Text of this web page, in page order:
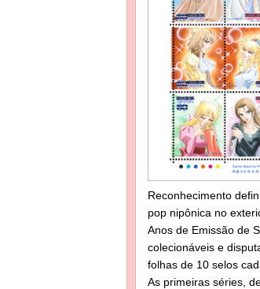
Reconhecimento
pop nipônica no
Anos de Emissão de
colecionáveis e
folhas de 10 selos
As primeiras séries,